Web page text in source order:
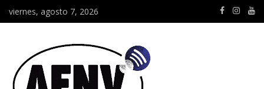
viernes, agosto 7, 2026